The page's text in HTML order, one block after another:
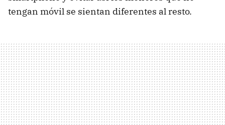
tengan móvil se sientan diferentes al resto.